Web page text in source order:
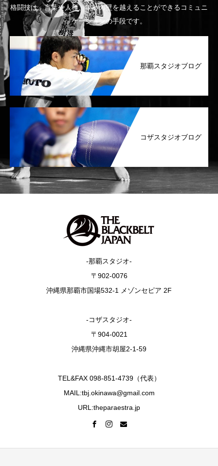
格闘技は、言葉や人種、年齢の壁を越えることができるコミュニ
ケーションの手段です。
那覇スタジオブログ
コザスタジオブログ
-那覇スタジオ-
〒902-0076
沖縄県那覇市国場532-1 メゾンセピア 2F
-コザスタジオ-
〒904-0021
沖縄県沖縄市胡屋2-1-59
TEL&FAX 098-851-4739（代表）
MAIL:tbj.okinawa@gmail.com
URL:theparaestra.jp